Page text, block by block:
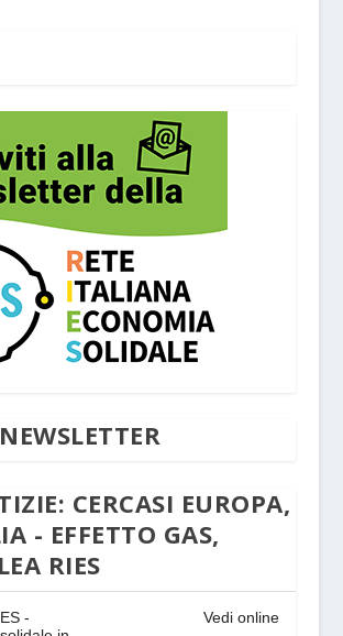
CERCASI EUROPA,
- EFFETTO GAS,
RIES